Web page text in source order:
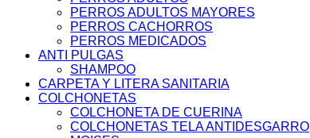
PERROS ADULTOS MAYORES
PERROS CACHORROS
PERROS MEDICADOS
ANTI PULGAS
SHAMPOO
CARPETA Y LITERA SANITARIA
COLCHONETAS
COLCHONETA DE CUERINA
COLCHONETAS TELA ANTIDESGARRO